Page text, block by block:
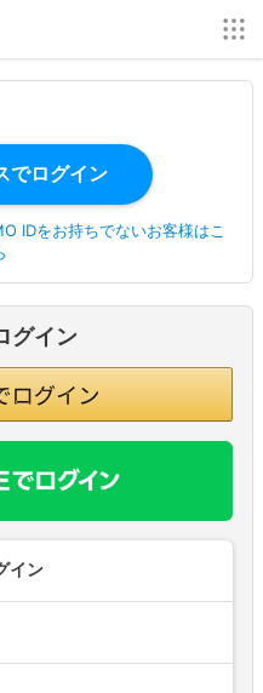
IDをお持ちでないお客様はこ
グイン
イン